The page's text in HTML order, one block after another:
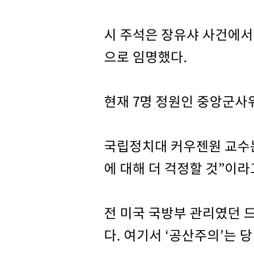
시 주석은 장유샤 사건에
으로 임명했다.
현재 7명 정원인 중앙군
국립정치대 커우젠원 교
에 대해 더 걱정할 것”이
전 미국 국방부 관리였던
다. 여기서 ‘공산주의’는